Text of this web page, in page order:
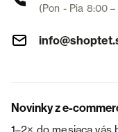
(Pon - Pia 8:00 –
Novinky z e-